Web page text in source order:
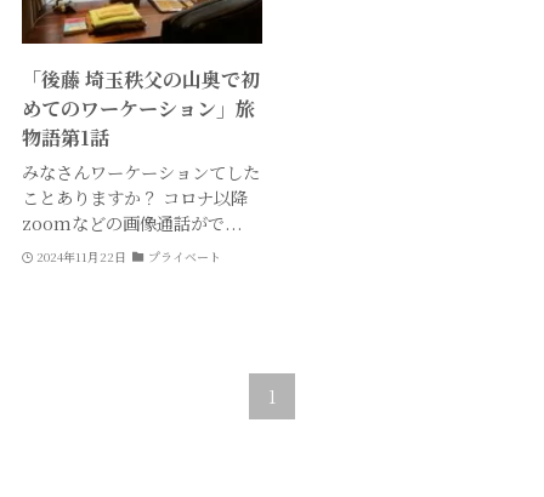
「後藤 埼玉秩父の山奥で初
めてのワーケーション」旅
物語第1話
みなさんワーケーションてした
ことありますか？ コロナ以降
zoomなどの画像通話がで...
2024年11月22日 プライベート
1